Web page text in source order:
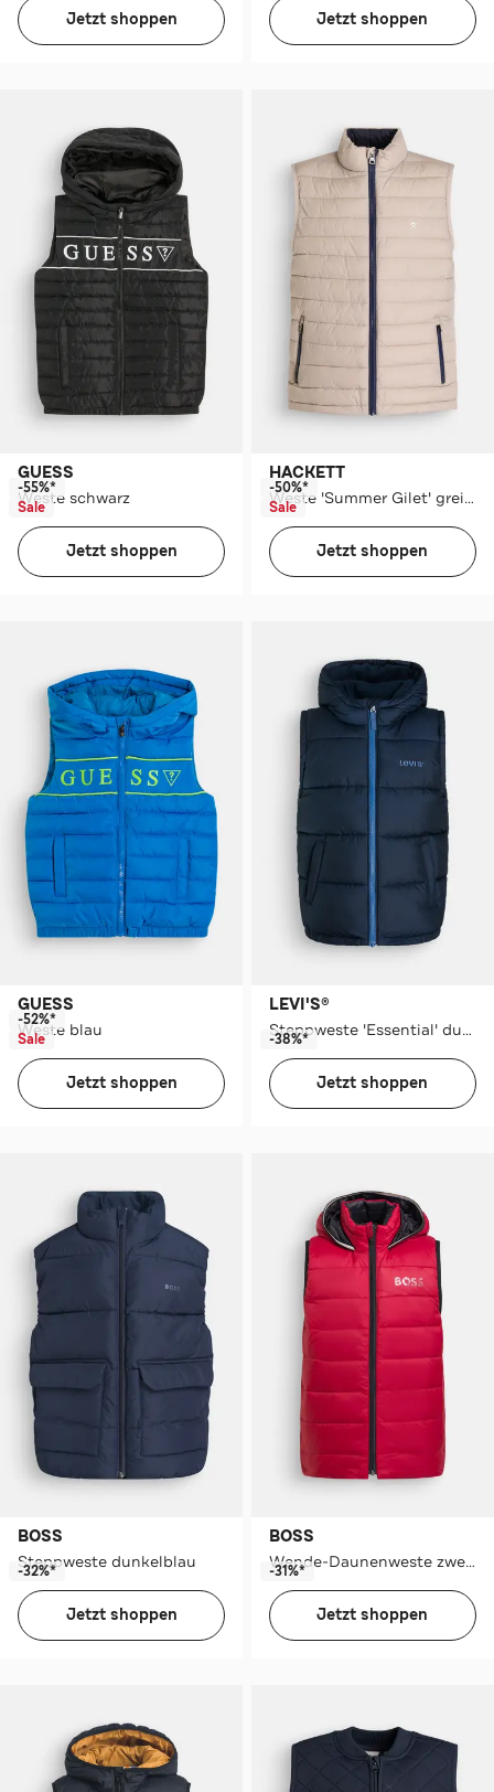
Jetzt shoppen Jetzt shoppen
GUESS
Weste schwarz
-55%*
Sale
Jetzt shoppen
HACKETT
Weste 'Summer Gilet' greige
-50%*
Sale
Jetzt shoppen
GUESS
Weste blau
-52%*
Sale
Jetzt shoppen
LEVI'S®
Steppweste 'Essential' dunkelblau
-38%*
Jetzt shoppen
BOSS
Steppweste dunkelblau
-32%*
Jetzt shoppen
BOSS
Wende-Daunenweste zweifarbig
-31%*
Jetzt shoppen